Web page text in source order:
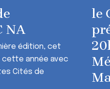
NA
édition, cet
année avec
Cités de
le